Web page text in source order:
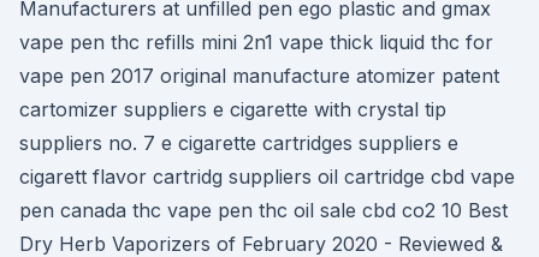
Manufacturers at unfilled pen ego plastic and gmax
vape pen thc refills mini 2n1 vape thick liquid thc for
vape pen 2017 original manufacture atomizer patent
cartomizer suppliers e cigarette with crystal tip
suppliers no. 7 e cigarette cartridges suppliers e
cigarett flavor cartridg suppliers oil cartridge cbd vape
pen canada thc vape pen thc oil sale cbd co2 10 Best
Dry Herb Vaporizers of February 2020 - Reviewed &